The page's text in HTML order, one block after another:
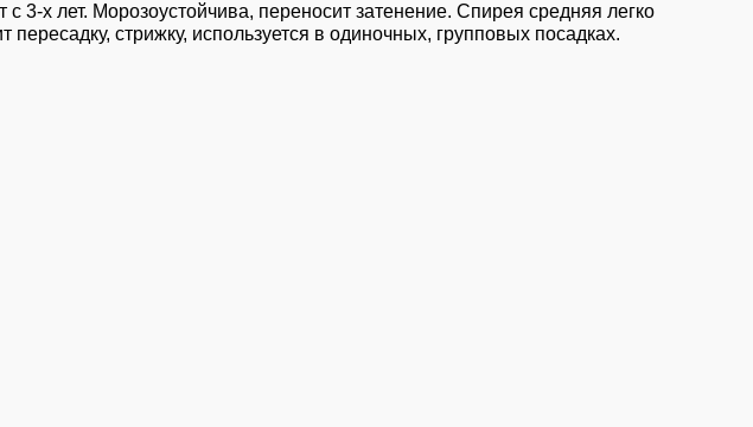
3-х лет. Морозоустойчива, переносит затенение. Спирея средняя легко
стрижку, используется в одиночных, групповых посадках.